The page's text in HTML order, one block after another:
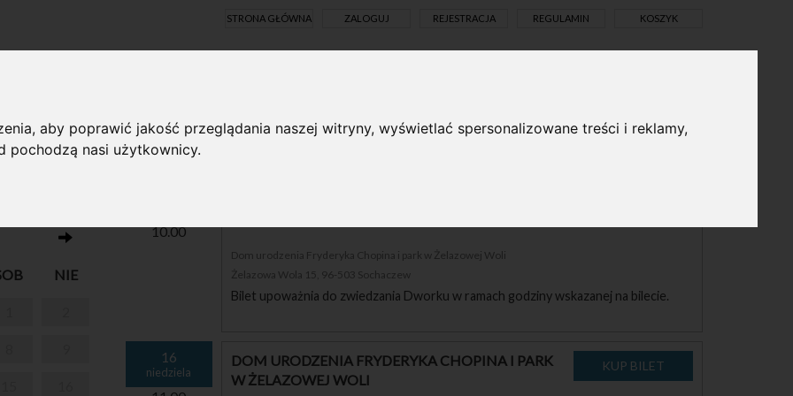
aby poprawić jakość przeglądania naszej witryny, wyświetlać spersonalizowane treści i reklamy,
pochodzą nasi użytkownicy.
STRONA GŁÓWNA ZALOGUJ REJESTRACJA REGULAMIN KOSZYK
pl
PARK W
NIE
10.00
Dom urodzenia Fryderyka Chopina i park w Żelazowej Woli
Żelazowa Wola 15, 96-503 Sochaczew
Bilet upoważnia do zwiedzania Dworku w ramach godziny wskazanej na bilecie.
16
niedziela
DOM URODZENIA FRYDERYKA CHOPINA I PARK
W ŻELAZOWEJ WOLI